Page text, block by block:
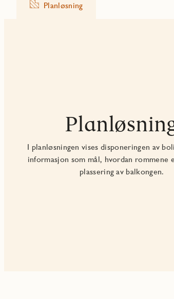
Planløsning
I planløsningen vises disponeringen av
informasjon som mål, hvordan rommene
plassering av balkongen.